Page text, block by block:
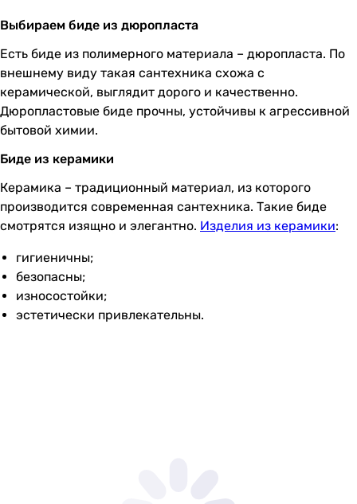
Выбираем биде из дюропласта
Есть биде из полимерного материала – дюропласта. По
внешнему виду такая сантехника схожа с
керамической, выглядит дорого и качественно.
Дюропластовые биде прочны, устойчивы к агрессивной
бытовой химии.
Биде из керамики
Керамика – традиционный материал, из которого
производится современная сантехника. Такие биде
смотрятся изящно и элегантно. Изделия из керамики:
гигиеничны;
безопасны;
износостойки;
эстетически привлекательны.